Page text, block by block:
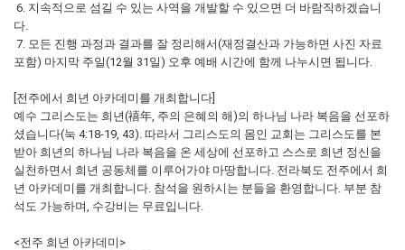
6. 지속적으로 섬길 수 있는 사역을 개발할 수 있으면 더 바람직하겠습니
다.
7. 모든 진행 과정과 결과를 잘 정리해서(재정결산과 가능하면 사진 자료
포함) 마지막 주일(12월 31일) 오후 예배 시간에 함께 나누시면 됩니다.
[전주에서 희년 아카데미를 개최합니다]
예수 그리스도는 희년(禧年, 주의 은혜의 해)의 하나님 나라 복음을 선포하
셨습니다(눅 4:18-19, 43). 따라서 그리스도의 몸인 교회는 그리스도를 본
받아 희년의 하나님 나라 복음을 온 세상에 선포하고 스스로 희년 정신을
실천하면서 희년 공동체를 이루어가야 마땅합니다. 전라북도 전주에서 희
년 아카데미를 개최합니다. 참석을 원하시는 분들을 환영합니다. 부분 참
석도 가능하며, 수강비는 무료입니다.
<전주 희년 아카데미>